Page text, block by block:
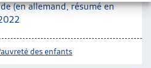
(en allemand, résumé en
des enfants